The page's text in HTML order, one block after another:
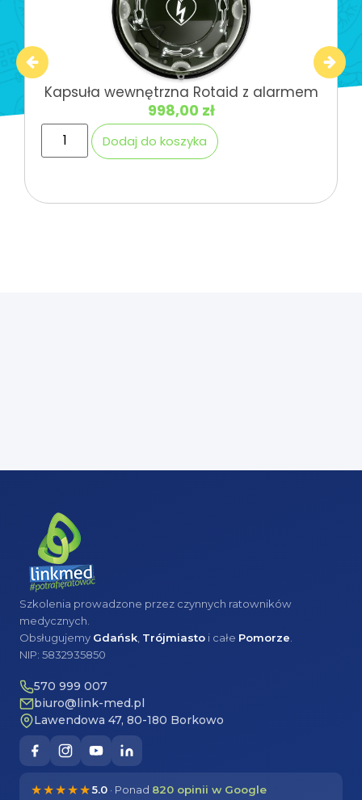
Kapsuła wewnętrzna Rotaid z alarmem
998,00 zł
Dodaj do koszyka
Szkolenia prowadzone przez czynnych ratowników
medycznych.
Obsługujemy Gdańsk Trójmiasto i całe Pomorze
NIP: 5832935850
570 999 007
biuro@link-med.pl
Lawendowa 47, 80-180 Borkowo
★★★★★5.0 · Ponad 820 opinii w Google